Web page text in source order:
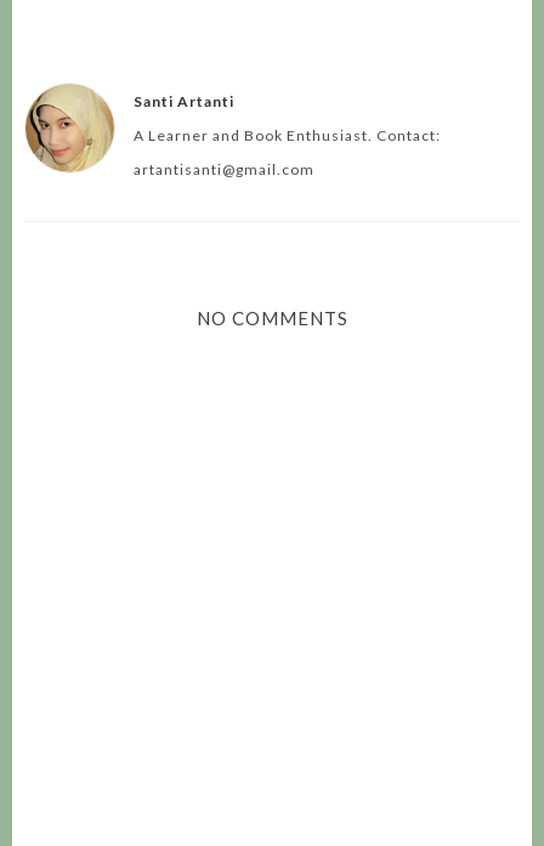
Santi Artanti
A Learner and Book Enthusiast. Contact:
artantisanti@gmail.com
NO COMMENTS